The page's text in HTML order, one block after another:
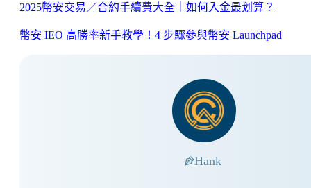
2025幣安交易／合約手續費大全｜如何入金最划算？
幣安 IEO 高勝率新手教學！4 步驟參與幣安 Launchpad
Hank